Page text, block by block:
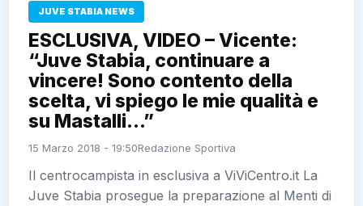
JUVE STABIA NEWS
ESCLUSIVA, VIDEO – Vicente:
“Juve Stabia, continuare a
vincere! Sono contento della
scelta, vi spiego le mie qualità e
su Mastalli…”
15 Marzo 2018 - 19:50Redazione Sportiva
Il centrocampista in esclusiva a ViViCentro.it La
Juve Stabia prosegue la preparazione al Menti di